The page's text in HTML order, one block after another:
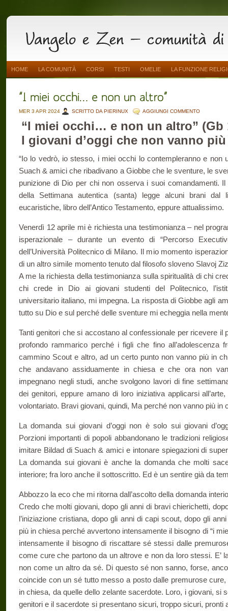
HOME LA COMUNITÀ CORSI TESTI OMELIE LA FUNZIONE
MER 3 APR 2024 SCRITTO DA PIERINUX AGGIUNGI COMMENTO
“I miei occhi… e non un altro” (Gb
I giovani d’oggi che non vanno
“Io lo vedrò, io stesso, i miei occhi lo contempleranno e non
Suach & amici che ribadivano a Giobbe che le sventure, le
punizione di Dio per chi non osserva i suoi comandamenti.
della Settimana autentica (santa) legge alcuni brani dal
eucaristiche, libro dell’Antico Testamento, eppure attualissimo.
Venerdì 12 aprile mi è richiesta una testimonianza – nel
isperazionale – durante un evento di “Percorso
dell’Università Politecnico di Milano. Il mio momento
di un altro simile momento tenuto dal filosofo sloveno Slavoj
A me la richiesta della testimonianza sulla spiritualità di chi
chi crede in Dio ai giovani studenti del Politecnico,
universitario italiano, mi impegna. La risposta di Giobbe agli
tutto su Dio e sul perché delle sventure mi echeggia nella
Tanti genitori che si accostano al confessionale per ricevere il
profondo rammarico perché i figli che fino all’adolescenza
cammino Scout e altro, ad un certo punto non vanno più in
che andavano assiduamente in chiesa e che ora non
impegnano negli studi, anche svolgono lavori di fine
dei genitori, eppure amano di loro iniziativa applicarsi
volontariato. Bravi giovani, quindi, Ma perché non vanno più in
La domanda sui giovani d’oggi non è solo sui giovani
Porzioni importanti di popoli abbandonano le tradizioni
imitare Bildad di Suach & amici e intonare spiegazioni di
La domanda sui giovani è anche la domanda che molti
interiore; fra loro anche il sottoscritto. Ed è un sentire già da
Abbozzo la eco che mi ritorna dall’ascolto della domanda
Credo che molti giovani, dopo gli anni di bravi chierichetti,
l’iniziazione cristiana, dopo gli anni di capi scout, dopo gli
più in chiesa perché avvertono intensamente il bisogno di “i
intensamente il bisogno di riscattare sé stessi dalle
come cure che partono da un altrove e non da loro stessi. E’
non come un altro da sé. Di questo sé non sanno, forse,
coincide con un sé tutto messo a posto dalle premurose
in chiesa, da quelle dello zelante sacerdote. Loro, i giovani, si
genitori e il sacerdote si presentano sicuri, troppo sicuri,